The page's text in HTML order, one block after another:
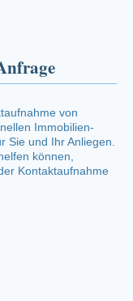
von
Immobilien-
Sie und Ihr Anliegen.
können,
Kontaktaufnahme